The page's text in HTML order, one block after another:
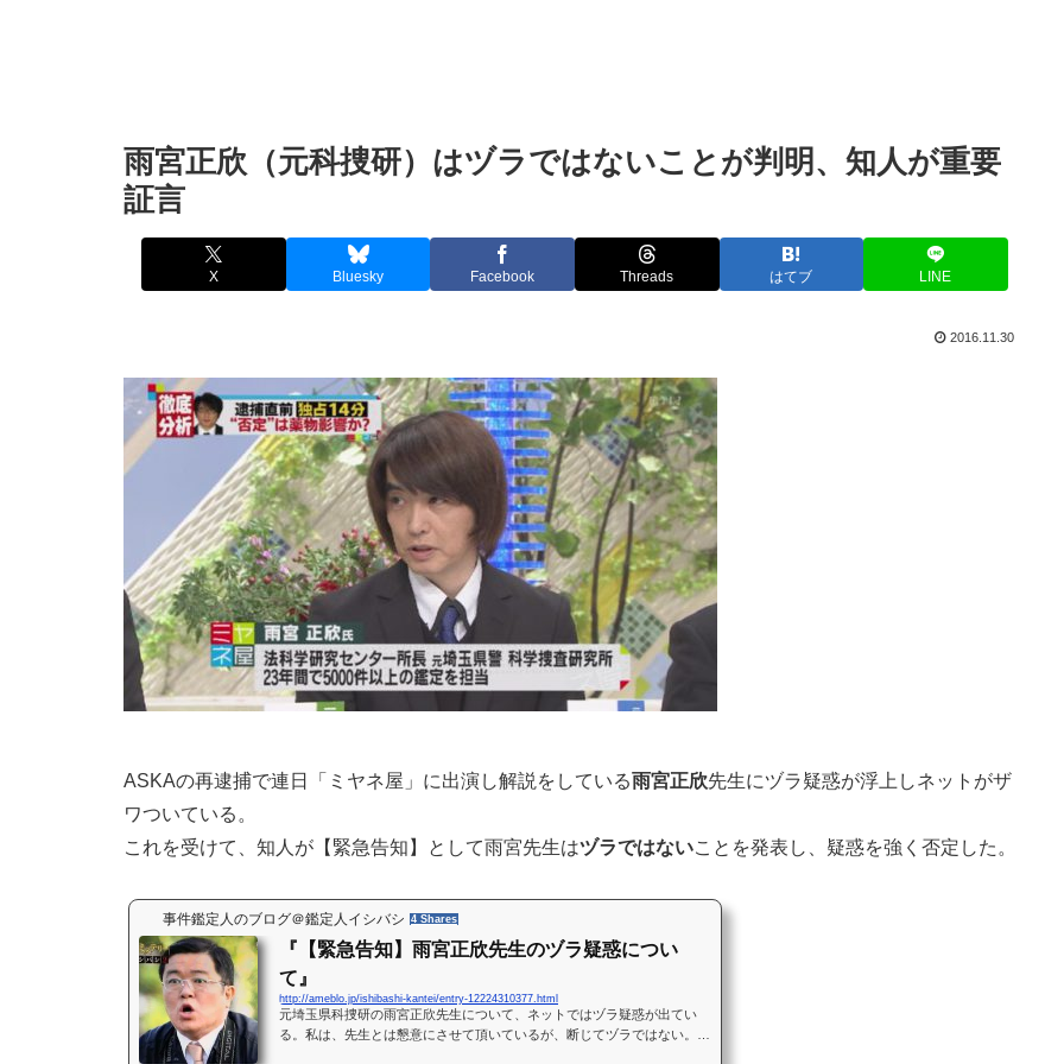
雨宮正欣（元科捜研）はヅラではないことが判明、知人が重要
証言
X Bluesky Facebook Threads はてブ LINE
2016.11.30
ASKAの再逮捕で連日「ミヤネ屋」に出演し解説をしている雨宮正欣先生にヅラ疑惑が浮上しネットがザ
ワついている。
これを受けて、知人が【緊急告知】として雨宮先生はヅラではないことを発表し、疑惑を強く否定した。
事件鑑定人のブログ＠鑑定人イシバシ 4 Shares
『【緊急告知】雨宮正欣先生のヅラ疑惑につい
て』
http://ameblo.jp/ishibashi-kantei/entry-12224310377.html
元埼玉県科捜研の雨宮正欣先生について、ネットではヅラ疑惑が出てい
る。私は、先生とは懇意にさせて頂いているが、断じてヅラではない。